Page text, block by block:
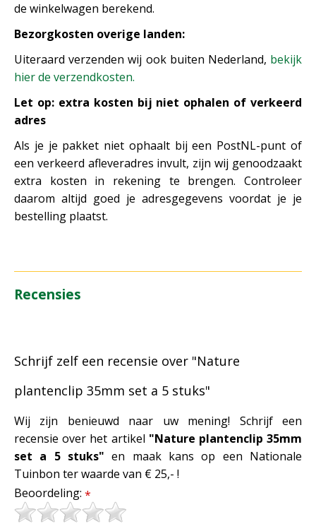
de winkelwagen berekend.
Bezorgkosten overige landen:
Uiteraard verzenden wij ook buiten Nederland, bekijk
hier de verzendkosten.
Let op: extra kosten bij niet ophalen of verkeerd
adres
Als je je pakket niet ophaalt bij een PostNL-punt of
een verkeerd afleveradres invult, zijn wij genoodzaakt
extra kosten in rekening te brengen. Controleer
daarom altijd goed je adresgegevens voordat je je
bestelling plaatst.
Recensies
Schrijf zelf een recensie over "Nature
plantenclip 35mm set a 5 stuks"
Wij zijn benieuwd naar uw mening! Schrijf een
recensie over het artikel "Nature plantenclip 35mm
set a 5 stuks" en maak kans op een Nationale
Tuinbon ter waarde van € 25,- !
Beoordeling: *